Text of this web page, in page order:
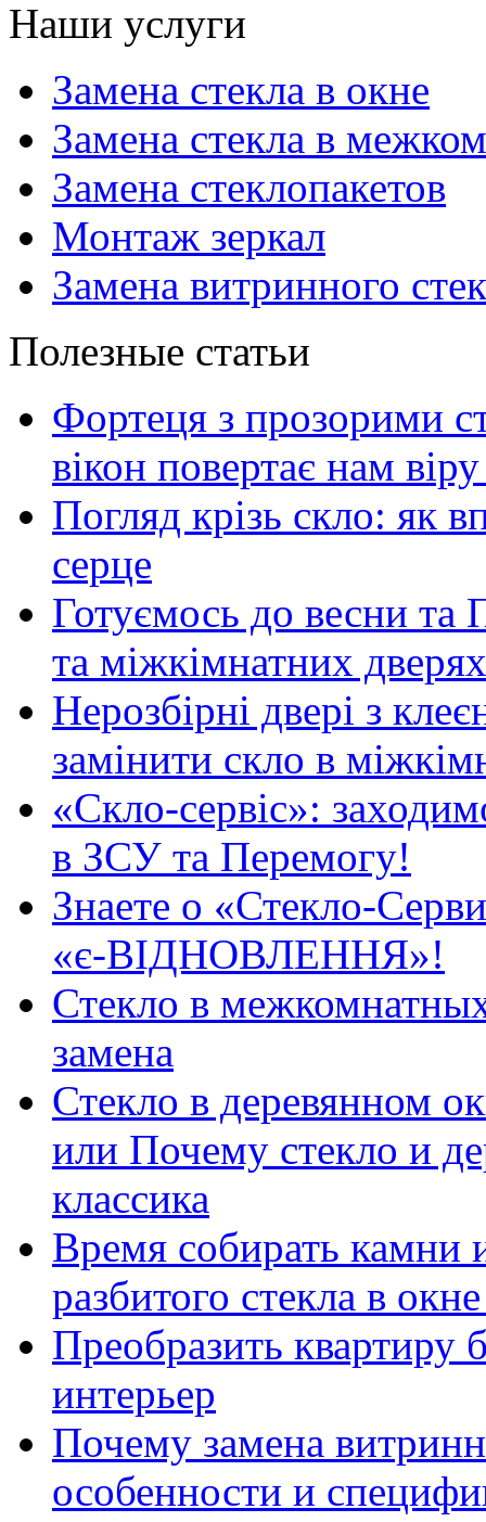
Наши услуги
Замена стекла в окне
Замена стекла в
Замена стеклопакетов
Монтаж зеркал
Замена витринного
Полезные статьи
Фортеця з прозорими
вікон повертає нам віру
Погляд крізь скло: як
серце
Готуємось до весни та
та міжкімнатних
Нерозбірні двері з
замінити скло в
«Скло-сервіс»:
в ЗСУ та Перемогу!
Знаете о «Стекло-
«є-ВІДНОВЛЕННЯ»!
Стекло в
замена
Стекло в деревянном
или Почему стекло и
классика
Время собирать камни
разбитого стекла в
Преобразить квартиру
интерьер
Почему замена
особенности и